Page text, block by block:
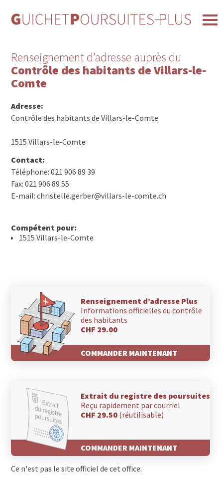
Renseignement d’adresse auprès du
Contrôle des habitants de Villars-le-
Comte
Adresse:
Contrôle des habitants de Villars-le-Comte
1515 Villars-le-Comte
Contact:
Téléphone: 021 906 89 39
Fax: 021 906 89 55
E-mail: christelle.gerber@villars-le-comte.ch
Compétent pour:
1515 Villars-le-Comte
Renseignement d’adresse Plus
Informations officielles du contrôle
des habitants
CHF 29.00
COMMANDER MAINTENANT
Extrait du registre des poursuites
Reçu rapidement par courriel
CHF 29.50 (réutilisable)
COMMANDER MAINTENANT
Ce n'est pas le site officiel de cet office.